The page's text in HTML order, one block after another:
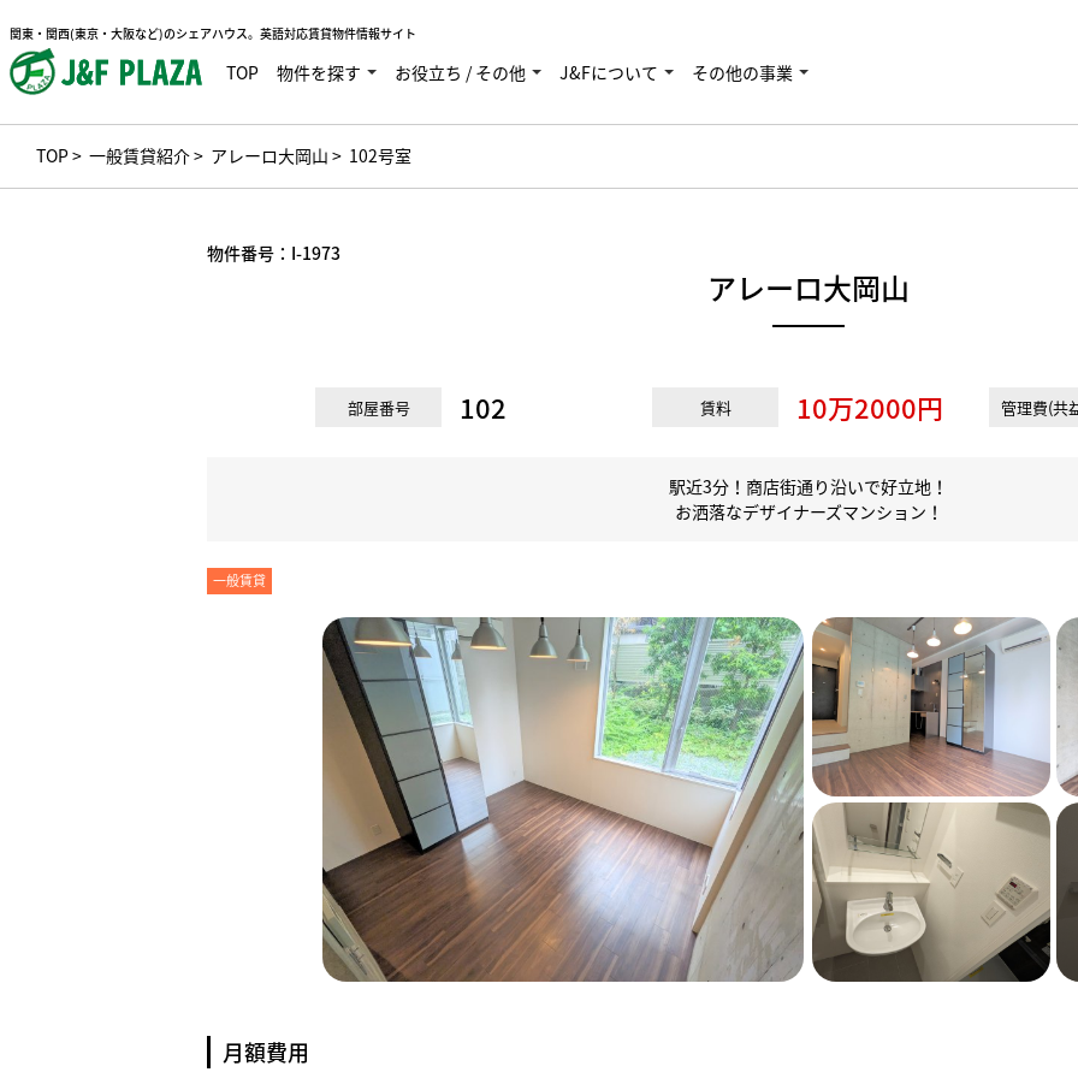
関東・関西(東京・大阪など)のシェアハウス。英語対応賃貸物件情報サイト
TOP 物件を探す お役立ち / その他 J&Fについて その他の事業
TOP> 一般賃貸紹介> アレーロ大岡山 > 102号室
物件番号： I-1973
アレーロ大岡山
部屋番号 102 賃料 10万2000円 管理費(共
駅近3分！商店街通り沿いで好立地！
お洒落なデザイナーズマンション！
一般賃貸
月額費用